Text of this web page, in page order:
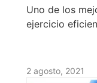
Uno de los
ejercicio
2 agosto, 2021